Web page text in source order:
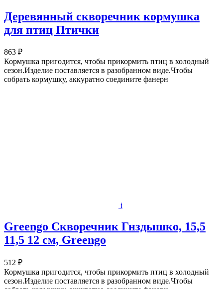
Деревянный скворечник кормушка
для птиц Птички
863 ₽
Кормушка пригодится, чтобы прикормить птиц в холодный
сезон.Изделие поставляется в разобранном виде.Чтобы
собрать кормушку, аккуратно соедините фанерн
i
Greengo Скворечник Гнздышко, 15,5
11,5 12 см, Greengo
512 ₽
Кормушка пригодится, чтобы прикормить птиц в холодный
сезон.Изделие поставляется в разобранном виде.Чтобы